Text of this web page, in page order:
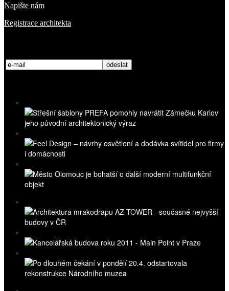
Napište nám
Registrace architekta